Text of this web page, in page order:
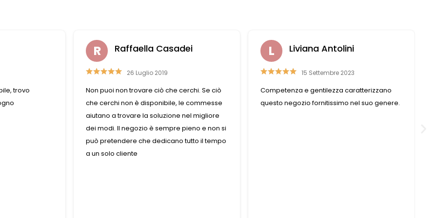
Se ciò
commesse
Liviana Antolini
15 Settembre 2023
Competenza e gentilezza caratterizzano
questo negozio fornitissimo nel suo genere.
Nazzareno Romitelli
14 Marzo 2023
Una Merceria straordinaria , ottimo
assortimento di accessori moda , le titolari